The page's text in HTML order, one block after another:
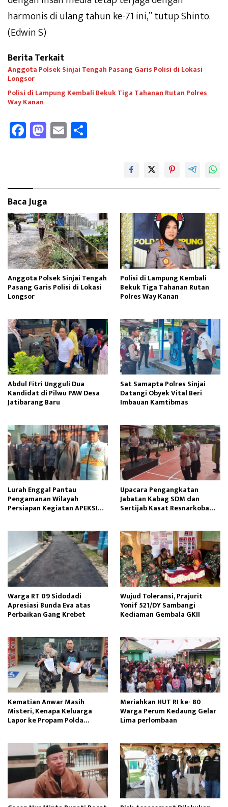
harmonis di ulang tahun ke-71 ini,” tutup Shinto.
(Edwin S)
Berita Terkait
Anggota Polsek Sinjai Tengah Pasang Garis Polisi di Lokasi
Longsor
Polisi di Lampung Kembali Bekuk Tiga Tahanan Rutan Polres
Way Kanan
Fa
ce
k
M
as
o
n
E
m
Baca Juga
Anggota Polsek Sinjai Tengah
Pasang Garis Polisi di Lokasi
Longsor
Polisi di Lampung Kembali
Bekuk Tiga Tahanan Rutan
Polres Way Kanan
Abdul Fitri Ungguli Dua
Kandidat di Pilwu PAW Desa
Jatibarang Baru
Sat Samapta Polres Sinjai
Datangi Obyek Vital Beri
Imbauan Kamtibmas
Lurah Enggal Pantau
Pengamanan Wilayah
Persiapan Kegiatan APEKSI
Upacara Pengangkatan
Jabatan Kabag SDM dan
Sertijab Kasat Resnarkoba
Warga RT 09 Sidodadi
Apresiasi Bunda Eva atas
Perbaikan Gang Krebet
Wujud Toleransi, Prajurit
Yonif 521/DY Sambangi
Kediaman Gembala GKII
Kematian Anwar Masih
Misteri, Kenapa Keluarga
Lapor ke Propam Polda
Meriahkan HUT RI ke- 80
Warga Perum Kedaung Gelar
Lima perlombaan